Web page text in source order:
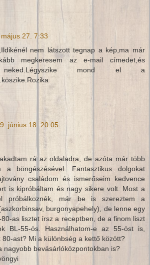
27. 7:33
nem látszott tegnap a kép,ma már
megkeresem az e-mail címedet,és
neked.Légyszike mond el a
június 18. 20:05
rá az oldaladra, de azóta már több
a böngészésével. Fantasztikus dolgokat
családom és ismerőseim kedvence
is kipróbáltam és nagy sikere volt. Most a
próbálkoznék, már be is szereztem a
burgonyapehely), de lenne egy
as lisztet írsz a receptben, de a finom liszt
BL-55-ös. Használhatom-e az 55-öst is,
80-ast? Mi a különbség a kettő között?
nagyobb bevásárlóközpontokban is?